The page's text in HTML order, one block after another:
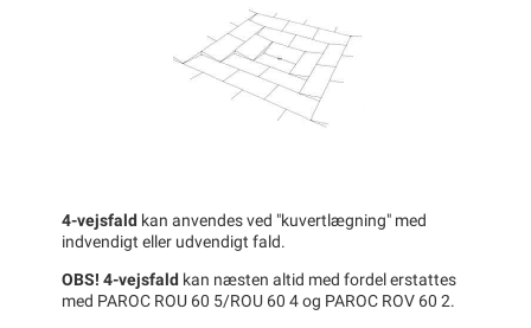
4-vejsfald kan anvendes ved "kuvertlægning" med
indvendigt eller udvendigt fald.
OBS! 4-vejsfald kan næsten altid med fordel erstattes
med PAROC ROU 60 5/ROU 60 4 og PAROC ROV 60 2.